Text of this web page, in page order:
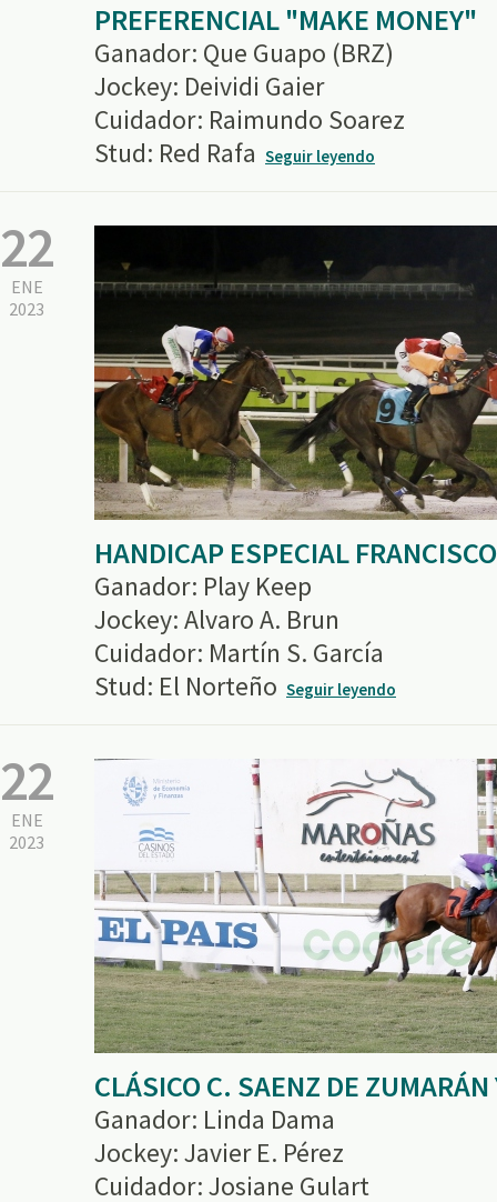
PREFERENCIAL "MAKE MONEY"
Ganador: Que Guapo (BRZ)
Jockey: Deividi Gaier
Cuidador: Raimundo Soarez
Stud: Red Rafa Seguir leyendo
22
ENE
2023
HANDICAP ESPECIAL
Ganador: Play Keep
Jockey: Alvaro A. Brun
Cuidador: Martín S. García
Stud: El Norteño Seguir leyendo
22
ENE
2023
CLÁSICO C. SAENZ DE
Ganador: Linda Dama
Jockey: Javier E. Pérez
Cuidador: Josiane Gulart